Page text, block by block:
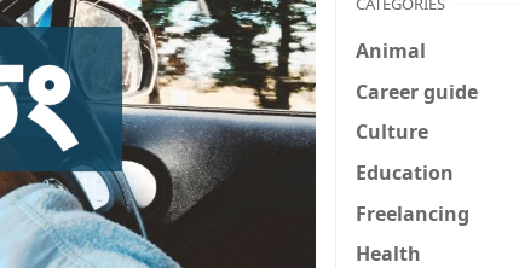
Animal
Career guide
Culture
Education
Freelancing
Health